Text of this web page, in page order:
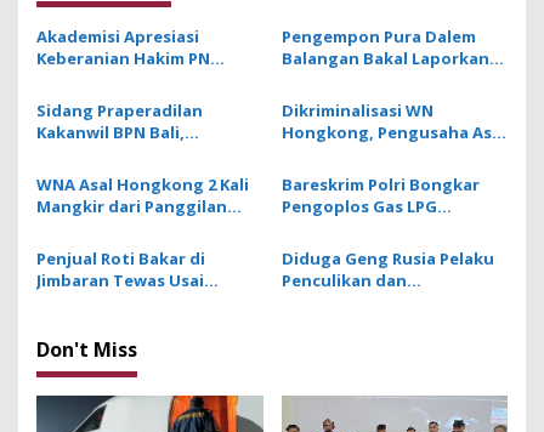
a
v
i
g
a
t
i
o
n
Akademisi Apresiasi
Keberanian Hakim PN
Penahanan Rumah Piet Arja
Saputra
Pengempon Pura Dalem
Balangan Bakal Laporkan
Bali
Sidang Praperadilan
Kakanwil BPN Bali,
Pertahankan Dalil Hukum
yang Digunakan
Dikriminalisasi WN
Hongkong, Pengusaha Asal
WNA Asal Hongkong 2 Kali
Mangkir dari Panggilan
Atas Dugaan Fitnah di
Medsos
Bareskrim Polri Bongkar
Pengoplos Gas LPG
Per Bulan Capai Rp 650 Juta
Penjual Roti Bakar di
Jimbaran Tewas Usai
Diduga Geng Rusia Pelaku
Penculikan dan
Don't Miss